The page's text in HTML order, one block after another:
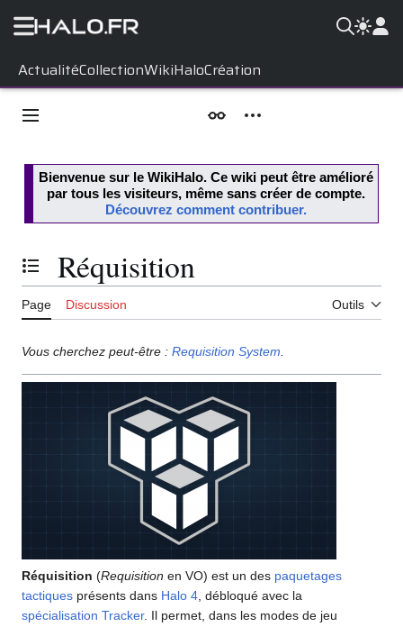
ActualitéCollectionWikiHaloCréation
contenu
Menu principal ApparenceOutils personnels
Bienvenue sur le WikiHalo. Ce wiki peut être amélioré
par tous les visiteurs, même sans créer de compte.
Découvrez comment contribuer.
Basculer la table des matières
Réquisition
Page Discussion Outils
Vous cherchez peut-être : Requisition System
Réquisition (Requisition en VO) est un des paquetages
tactiques présents dans Halo 4 , débloqué avec la
spécialisation Tracker. Il permet, dans les modes de jeu